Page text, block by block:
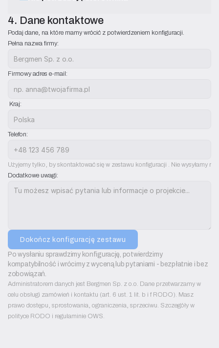
4. Dane kontaktowe
Podaj dane, na które mamy wrócić z potwierdzeniem konfiguracji.
Pełna nazwa firmy:
Firmowy adres e-mail:
Kraj:
Telefon:
Użyjemy tylko, by skontaktować się w zestawu konfiguracji . Nie wysyłamy
Dodatkowe uwagi:
Dokończ konfigurację zestawu
Po wysłaniu sprawdzimy konfigurację, potwierdzimy
kompatybilność i wrócimy z wyceną lub pytaniami - bezpłatnie i bez
zobowiązań.
Administratorem danych jest Bergmen Sp. z o.o. Dane przetwarzamy w
celu obsługi zamówień i kontaktu (art. 6 ust. 1 lit. b i f RODO). Masz
prawo dostępu, sprostowania, ograniczenia, sprzeciwu. Szczegóły w
polityce RODO i regulaminie OWS.